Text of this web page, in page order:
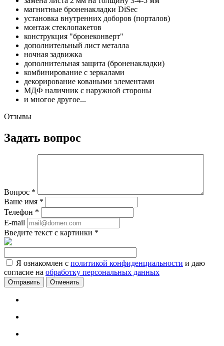
магнитные броненакладки DiSec
установка внутренних доборов (порталов)
монтаж стеклопакетов
конструкция "бронеконверт"
дополнительный лист металла
ночная задвижка
дополнительная защита (броненакладки)
комбинирование с зеркалами
декорирование коваными элементами
МДФ наличник с наружной стороны
и многое другое...
Отзывы
Задать вопрос
Вопрос *
Ваше имя *
Телефон *
E-mail
Введите текст с картинки *
Я ознакомлен с политикой конфиденциальности и даю
согласие на обработку персональных данных
Отменить